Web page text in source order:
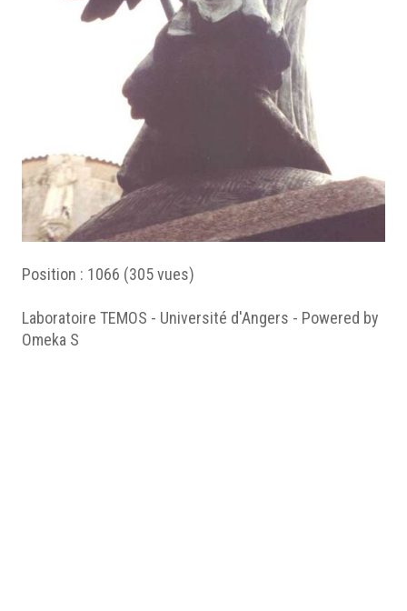
Position : 1066 (305vues)
Laboratoire TEMOS - Université d'Angers - Powered by
Omeka S